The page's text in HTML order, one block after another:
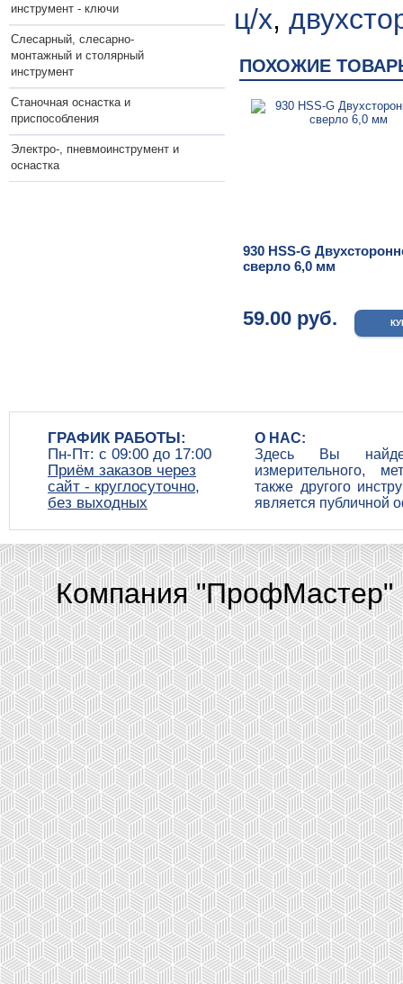
инструмент - ключи
Слесарный, слесарно-
монтажный и столярный
инструмент
Станочная оснастка и
приспособления
Электро-, пневмоинструмент и
оснастка
ц/х,
ПОХОЖИЕ
930 HSS-G
сверло 6,0 мм
59.00 руб.
ГРАФИК РАБОТЫ:
Пн-Пт: c 09:00 до 17:00
Приём заказов через
сайт - круглосуточно,
без выходных
О НАС:
Здесь Вы
измерительного,
также другого
является публичной
Компания "ПрофМастер"